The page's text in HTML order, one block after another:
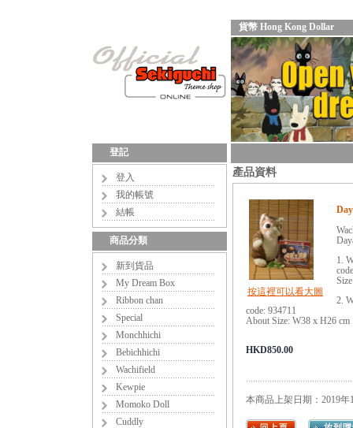
貨幣 Hong Kong Dollar
登記
登入
我的帳號
結帳
商品分類
新到貨品
My Dream Box
Ribbon chan
Special
Monchhichi
Bebichhichi
Wachifield
Kewpie
Momoko Doll
Cuddly
產品資料
按這裡可以看大圖
1.
2.
code: 934711
About Size: W38 x H26 cm
HKD850.00
本商品上架日期：2019年